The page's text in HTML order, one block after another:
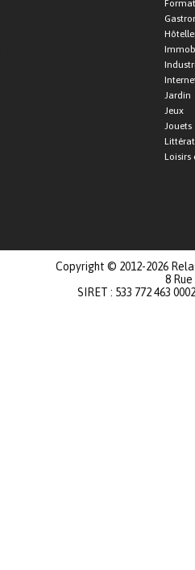
Jardin
Jeux
Jouets
Loisirs
Copyright © 2012-2026
8
SIRET : 533 772 463